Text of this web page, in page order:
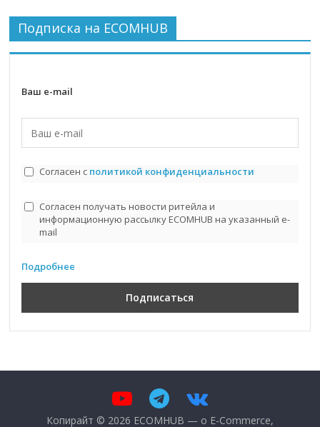
Подписка на ECOMHUB
Ваш e-mail
Согласен с политикой конфиденциальности
Согласен получать новости ритейла и
информационную рассылку ECOMHUB на указанный e-
mail
Подробнее
Копирайт © 2026 ECOMHUB — о E-Commerce,